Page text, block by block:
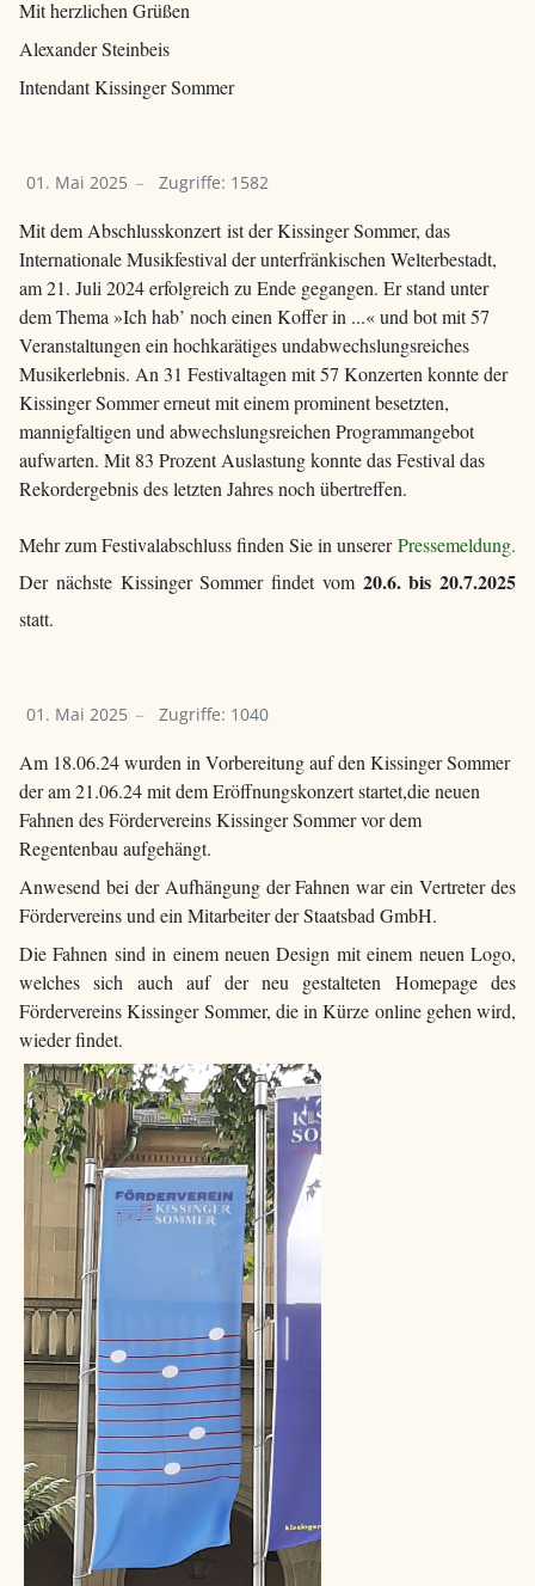
Mit herzlichen Grüßen
Alexander Steinbeis
Intendant Kissinger Sommer
01. Mai 2025 Zugriffe: 1582
Mit dem Abschlusskonzert ist der Kissinger Sommer, das
Internationale Musikfestival der unterfränkischen Welterbestadt,
am 21. Juli 2024 erfolgreich zu Ende gegangen. Er stand unter
dem Thema »Ich hab’ noch einen Koffer in ...« und bot mit 57
Veranstaltungen ein hochkarätiges undabwechslungsreiches
Musikerlebnis. An 31 Festivaltagen mit 57 Konzerten konnte der
Kissinger Sommer erneut mit einem prominent besetzten,
mannigfaltigen und abwechslungsreichen Programmangebot
aufwarten. Mit 83 Prozent Auslastung konnte das Festival das
Rekordergebnis des letzten Jahres noch übertreffen.
Mehr zum Festivalabschluss finden Sie in unsererPressemeldung.
Der nächste Kissinger Sommer findet vom20.6. bis 20.7.2025
statt.
01. Mai 2025 Zugriffe: 1040
Am 18.06.24 wurden in Vorbereitung auf den Kissinger Sommer
der am 21.06.24 mit dem Eröffnungskonzert startet,die neuen
Fahnen des Fördervereins Kissinger Sommer vor dem
Regentenbau aufgehängt.
Anwesend bei der Aufhängung der Fahnen war ein Vertreter des
Fördervereins und ein Mitarbeiter der Staatsbad GmbH.
Die Fahnen sind in einem neuen Design mit einem neuen Logo,
welches sich auch auf der neu gestalteten Homepage des
Fördervereins Kissinger Sommer, die in Kürze online gehen wird,
wieder findet.